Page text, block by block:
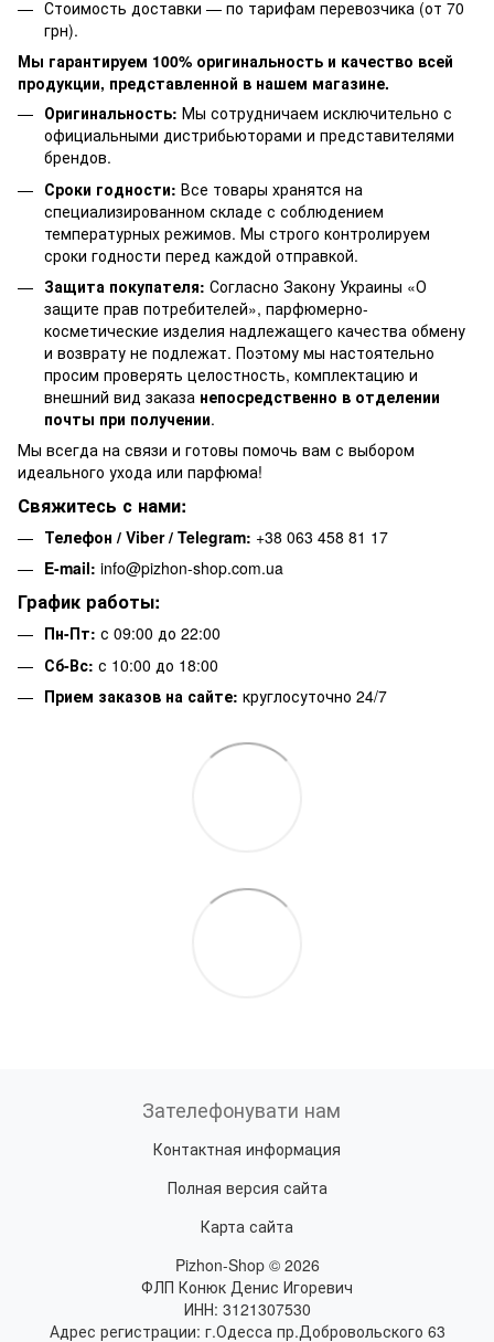
Стоимость доставки — по тарифам перевозчика (от 70
грн).
Мы гарантируем 100% оригинальность и качество всей
продукции, представленной в нашем магазине.
Оригинальность: Мы сотрудничаем исключительно с
официальными дистрибьюторами и представителями
брендов.
Сроки годности: Все товары хранятся на
специализированном складе с соблюдением
температурных режимов. Мы строго контролируем
сроки годности перед каждой отправкой.
Защита покупателя: Согласно Закону Украины «О
защите прав потребителей», парфюмерно-
косметические изделия надлежащего качества обмену
и возврату не подлежат. Поэтому мы настоятельно
просим проверять целостность, комплектацию и
внешний вид заказа непосредственно в отделении
почты при получении.
Мы всегда на связи и готовы помочь вам с выбором
идеального ухода или парфюма!
Свяжитесь с нами:
Телефон / Viber / Telegram: +38 063 458 81 17
E-mail: info@pizhon-shop.com.ua
График работы:
Пн-Пт: с 09:00 до 22:00
Сб-Вс: с 10:00 до 18:00
Прием заказов на сайте: круглосуточно 24/7
Зателефонувати нам
Контактная информация
Полная версия сайта
Карта сайта
Pizhon-Shop © 2026
ФЛП Конюк Денис Игоревич
ИНН: 3121307530
Адрес регистрации: г.Одесса пр.Добровольского 63